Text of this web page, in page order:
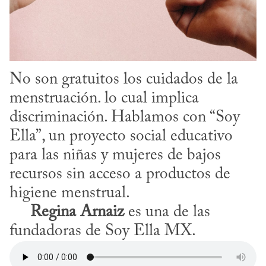
No son gratuitos los cuidados de la
menstruación. lo cual implica
discriminación. Hablamos con “Soy
Ella”, un proyecto social educativo
para las niñas y mujeres de bajos
recursos sin acceso a productos de
higiene menstrual.
Regina Arnaiz es una de las
fundadoras de Soy Ella MX.